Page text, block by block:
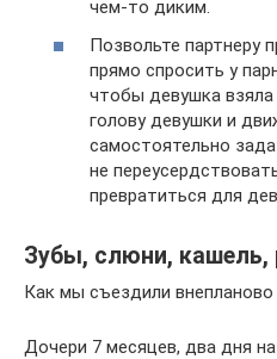
чем-то диким.
Позвольте партнеру
прямо спросить у
чтобы девушка
голову девушки и
самостоятельно
не
превратиться для
Зубы, слюни, кашель,
Как мы съездили внепланово
Дочери 7 месяцев, два дня